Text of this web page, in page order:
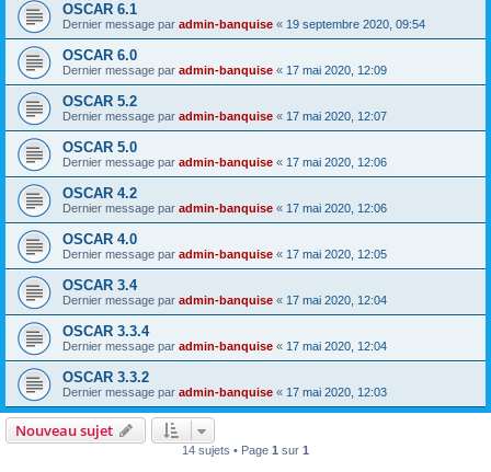
OSCAR 6.1
Dernier message par admin-banquise « 19 septembre 2020, 09:54
OSCAR 6.0
Dernier message par admin-banquise « 17 mai 2020, 12:09
OSCAR 5.2
Dernier message par admin-banquise « 17 mai 2020, 12:07
OSCAR 5.0
Dernier message par admin-banquise « 17 mai 2020, 12:06
OSCAR 4.2
Dernier message par admin-banquise « 17 mai 2020, 12:06
OSCAR 4.0
Dernier message par admin-banquise « 17 mai 2020, 12:05
OSCAR 3.4
Dernier message par admin-banquise « 17 mai 2020, 12:04
OSCAR 3.3.4
Dernier message par admin-banquise « 17 mai 2020, 12:04
OSCAR 3.3.2
Dernier message par admin-banquise « 17 mai 2020, 12:03
Nouveau sujet
14 sujets • Page 1 sur 1